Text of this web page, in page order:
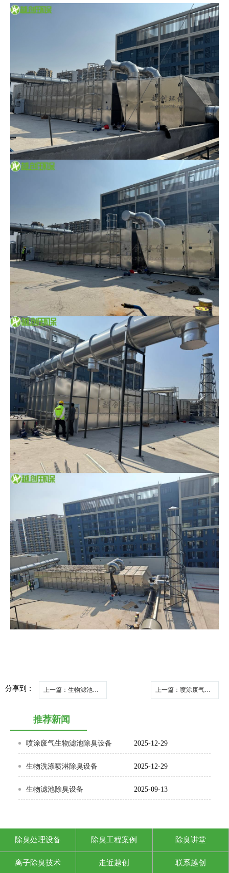
分享到： 上一篇 ：生物滤池除臭设备 上一篇 ：喷涂废气生物滤池除臭设备
推荐新闻
喷涂废气生物滤池除臭设备 2025-12-29
生物洗涤喷淋除臭设备 2025-12-29
生物滤池除臭设备 2025-09-13
除臭处理设备 除臭工程案例 除臭讲堂
离子除臭技术 走近越创 联系越创